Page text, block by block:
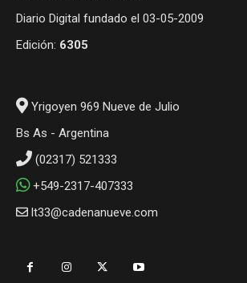
Diario Digital fundado el 03-05-2009
Edición: 6305
Yrigoyen 969 Nueve de Julio
Bs As - Argentina
(02317) 521333
+549-2317-407333
lt33@cadenanueve.com